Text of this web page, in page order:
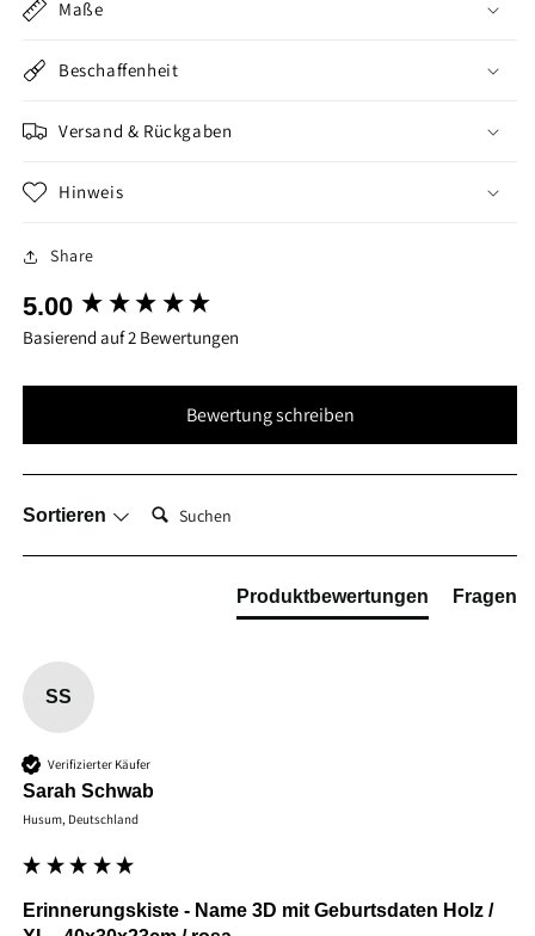
Maße
Beschaffenheit
Versand & Rückgaben
Hinweis
Share
5.00
Basierend auf 2 Bewertungen
Bewertung schreiben
Sortieren Suchen:
Produktbewertungen Fragen
SS
Verifizierter Käufer
Sarah Schwab
Husum, Deutschland
Erinnerungskiste - Name 3D mit Geburtsdaten Holz /
New content loaded